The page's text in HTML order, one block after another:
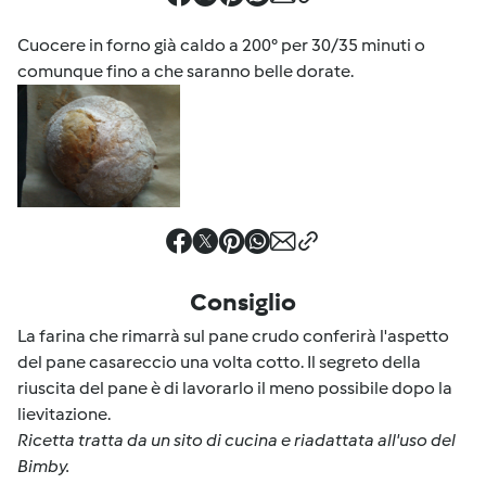
Cuocere in forno già caldo a 200° per 30/35 minuti o
comunque fino a che saranno belle dorate.
Consiglio
La farina che rimarrà sul pane crudo conferirà l'aspetto
del pane casareccio una volta cotto. Il segreto della
riuscita del pane è di lavorarlo il meno possibile dopo la
lievitazione.
Ricetta tratta da un sito di cucina e riadattata all'uso del
Bimby.